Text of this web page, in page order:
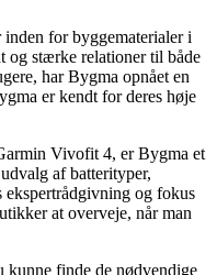
inden for byggematerialer i
og stærke relationer til både
har Bygma opnået en
er kendt for deres høje
Vivofit 4, er Bygma et
af batterityper,
ekspertrådgivning og fokus
at overveje, når man
finde de nødvendige